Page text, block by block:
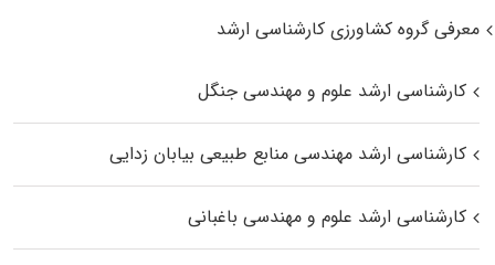
معرفی گروه کشاورزی کارشناسی ارشد
کارشناسی ارشد علوم و مهندسی جنگل
کارشناسی ارشد مهندسی منابع طبیعی بیابان زدایی
کارشناسی ارشد علوم و مهندسی باغبانی